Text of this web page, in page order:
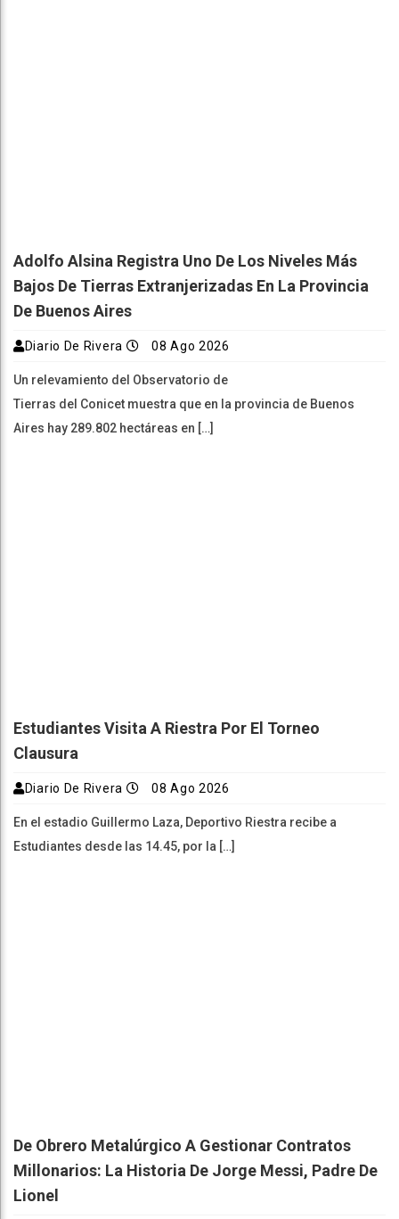
Adolfo Alsina Registra Uno De Los Niveles Más
Bajos De Tierras Extranjerizadas En La Provincia
De Buenos Aires
Diario De Rivera 08 Ago 2026
Un relevamiento del Observatorio de
Tierras del Conicet muestra que en la provincia de Buenos
Aires hay 289.802 hectáreas en […]
Estudiantes Visita A Riestra Por El Torneo
Clausura
Diario De Rivera 08 Ago 2026
En el estadio Guillermo Laza, Deportivo Riestra recibe a
Estudiantes desde las 14.45, por la […]
De Obrero Metalúrgico A Gestionar Contratos
Millonarios: La Historia De Jorge Messi, Padre De
Lionel